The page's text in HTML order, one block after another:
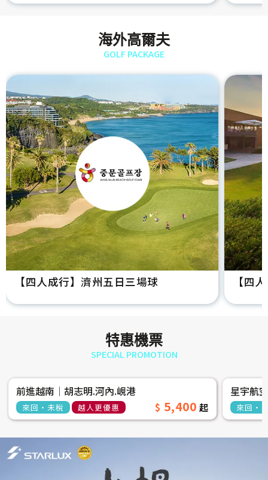
海外高爾夫
GOLF PACKAGE
【四人成行】濟州五日三場球 【四
特惠機票
SPECIAL PROMOTION
前進越南│胡志明.河內.峴港
來回‧未稅 越人更優惠 5,400
星宇航
來回‧